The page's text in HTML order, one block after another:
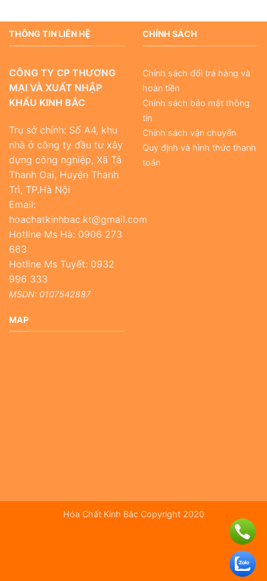
THÔNG TIN LIÊN HỆ
CÔNG TY CP THƯƠNG
MẠI VÀ XUẤT NHẬP
KHẨU KINH BẮC
Trụ sở chính: Số A4, khu
nhà ở công ty đầu tư xây
dựng công nghiệp, Xã Tả
Thanh Oai, Huyện Thanh
Trì, TP.Hà Nội
Email:
hoachatkinhbac.kt@gmail.com
Hotline Ms Hà: 0906 273
663
Hotline Ms Tuyết: 0932
996 333
MSDN: 0107542887
CHÍNH SÁCH
Chính sách đổi trả hàng và
hoàn tiền
Chính sách bảo mật thông
tin
Chính sách vận chuyển
Quy định và hình thức thanh
toán
MAP
Hóa Chất Kinh Bắc Copyright 2020